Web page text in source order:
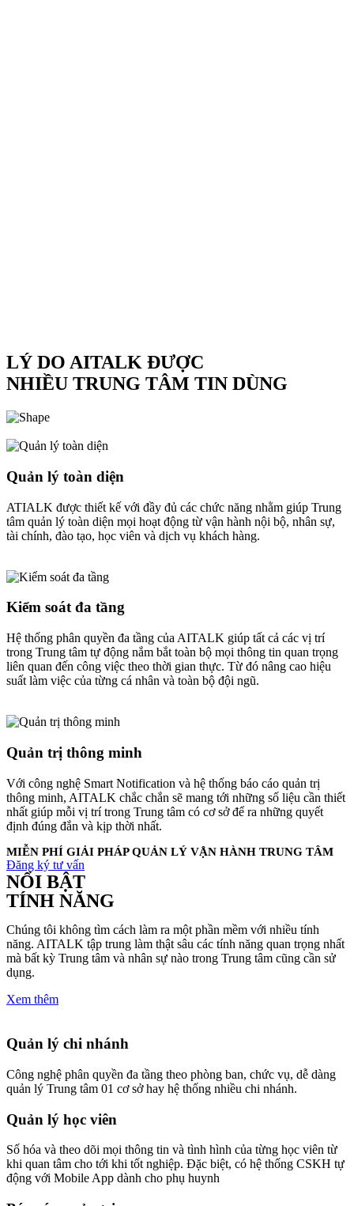
LÝ DO AITALK ĐƯỢC
NHIỀU TRUNG TÂM TIN DÙNG
Quản lý toàn diện
ATIALK được thiết kế với đầy đủ các chức năng nhằm giúp Trung
tâm quản lý toàn diện mọi hoạt động từ vận hành nội bộ, nhân sự,
tài chính, đào tạo, học viên và dịch vụ khách hàng.
Kiểm soát đa tầng
Hệ thống phân quyền đa tầng của AITALK giúp tất cả các vị trí
trong Trung tâm tự động nắm bắt toàn bộ mọi thông tin quan trọng
liên quan đến công việc theo thời gian thực. Từ đó nâng cao hiệu
suất làm việc của từng cá nhân và toàn bộ đội ngũ.
Quản trị thông minh
Với công nghệ Smart Notification và hệ thống báo cáo quản trị
thông minh, AITALK chắc chắn sẽ mang tới những số liệu cần thiết
nhất giúp mỗi vị trí trong Trung tâm có cơ sở để ra những quyết
định đúng đắn và kịp thời nhất.
MIỄN PHÍ GIẢI PHÁP QUẢN LÝ VẬN HÀNH TRUNG TÂM
Đăng ký tư vấn
NỔI BẬT
TÍNH NĂNG
Chúng tôi không tìm cách làm ra một phần mềm với nhiều tính
năng. AITALK tập trung làm thật sâu các tính năng quan trọng nhất
mà bất kỳ Trung tâm và nhân sự nào trong Trung tâm cũng cần sử
dụng.
Xem thêm
Quản lý chi nhánh
Công nghệ phân quyền đa tầng theo phòng ban, chức vụ, dễ dàng
quản lý Trung tâm 01 cơ sở hay hệ thống nhiều chi nhánh.
Quản lý học viên
Số hóa và theo dõi mọi thông tin và tình hình của từng học viên từ
khi quan tâm cho tới khi tốt nghiệp. Đặc biệt, có hệ thống CSKH tự
động với Mobile App dành cho phụ huynh